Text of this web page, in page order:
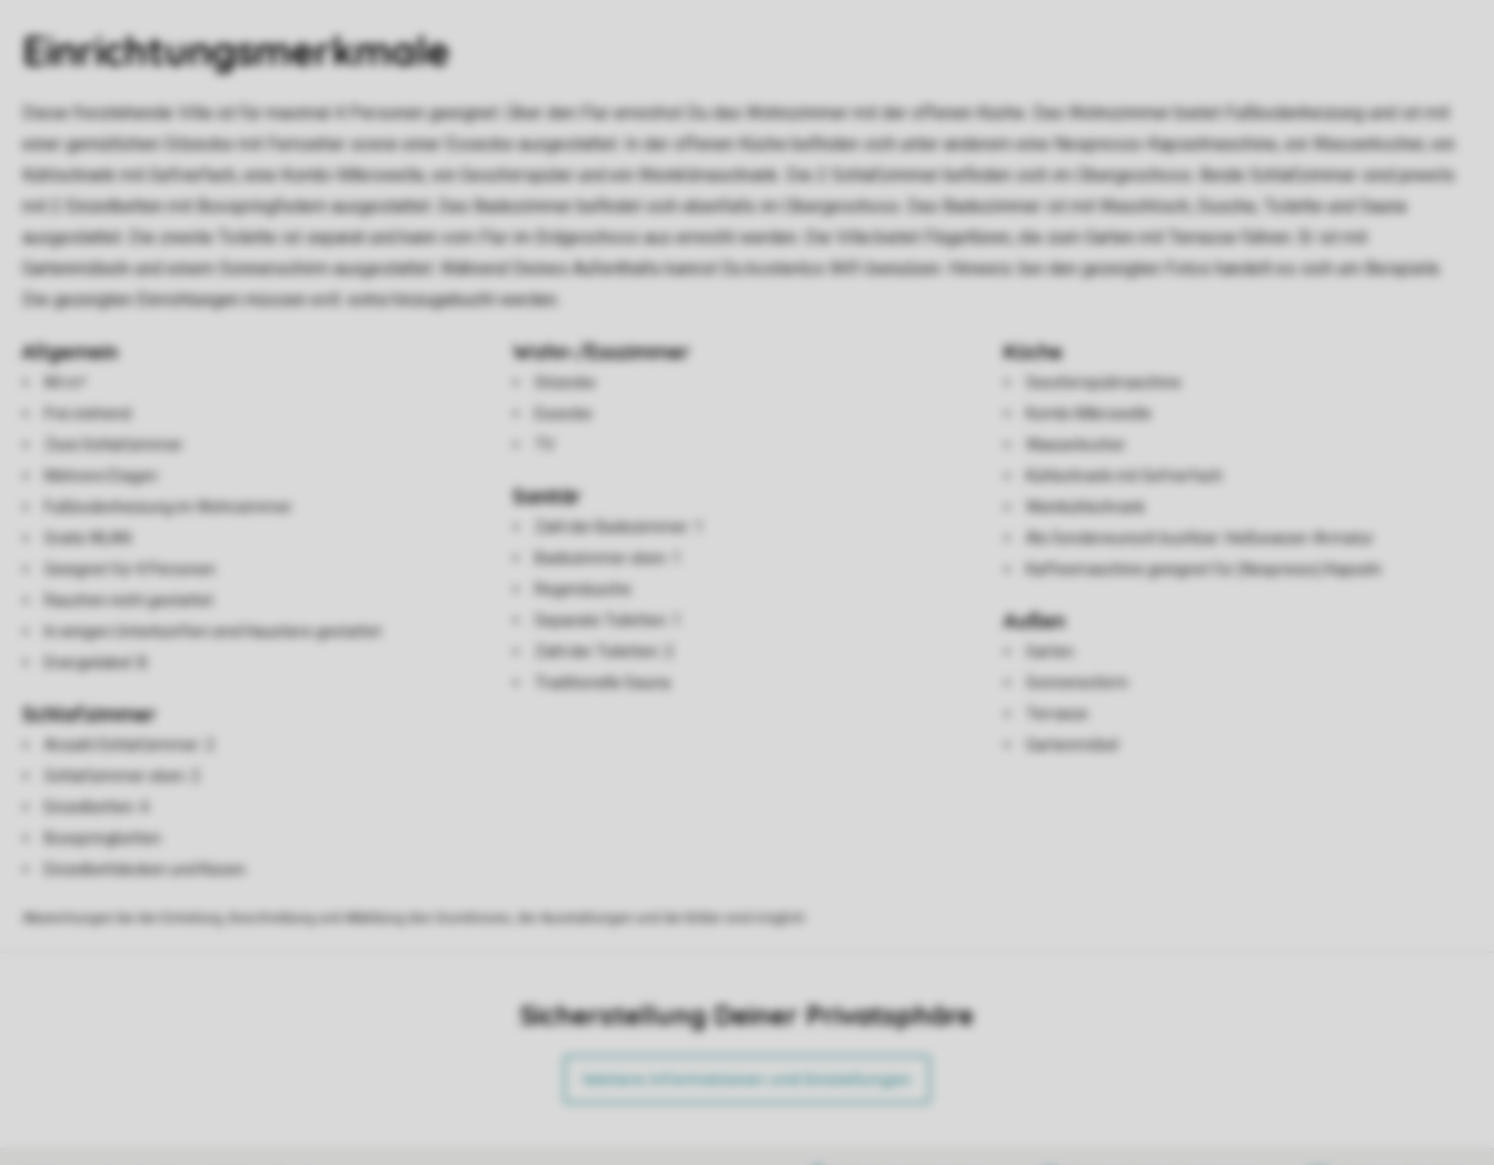
Einrichtungsmerkmale
Diese freistehende Villa ist für maximal 4 Personen geeignet. Über den Flur erreichst Du das Wohnzimmer mit der offenen Küche. Das Wohnzimmer bietet Fußbodenheizung und ist mit
einer gemütlichen Sitzecke mit Fernseher sowie einer Essecke ausgestattet. In der offenen Küche befinden sich unter anderem eine Nespresso-Kapselmaschine, ein Wasserkocher, ein
Kühlschrank mit Gefrierfach, eine Kombi-Mikrowelle, ein Geschirrspüler und ein Weinklimaschrank. Die 2 Schlafzimmer befinden sich im Obergeschoss. Beide Schlafzimmer sind jeweils
mit 2 Einzelbetten mit Boxspringfedern ausgestattet. Das Badezimmer befindet sich ebenfalls im Obergeschoss. Das Badezimmer ist mit Waschtisch, Dusche, Toilette und Sauna
ausgestattet. Die zweite Toilette ist separat und kann vom Flur im Erdgeschoss aus erreicht werden. Die Villa bietet Flügeltüren, die zum Garten mit Terrasse führen. Er ist mit
Gartenmöbeln und einem Sonnenschirm ausgestattet. Während Deines Aufenthalts kannst Du kostenlos WiFi benutzen. Hinweis: bei den gezeigten Fotos handelt es sich um Beispiele.
Die gezeigten Einrichtungen müssen evtl. extra hinzugebucht werden.
Allgemein
Frei stehend
Zwei Schlafzimmer
Mehrere Etagen
Fußbodenheizung im Wohnzimmer
Gratis WLAN
Geeignet für 4 Personen
Rauchen nicht gestattet
In einigen Unterkünften sind Haustiere gestattet
Energielabel: B
Schlafzimmer
Anzahl Schlafzimmer: 2
Schlafzimmer oben: 2
Einzelbetten: 4
Boxspringbetten
Einzelbettdecken und Kissen
Wohn-/Esszimmer
Sitzecke
Essecke
Sanitär
Zahl der Badezimmer: 1
Badezimmer oben: 1
Regendusche
Separate Toiletten: 1
Zahl der Toiletten: 2
Traditionelle Sauna
Küche
Geschirrspülmaschine
Kombi-Mikrowelle
Wasserkocher
Kühlschrank mit Gefrierfach
Weinkühlschrank
Als Sonderwunsch buchbar: Heißwasser-Armatur
Kaffeemaschine geeignet für (Nespresso) Kapseln
Außen
Garten
Sonnenschirm
Terrasse
Gartenmöbel
Sicherstellung Deiner Privatsphäre
Weitere Informationen und Einstellungen